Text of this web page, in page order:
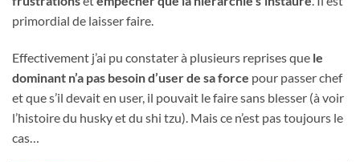
primordial de laisser faire.
Effectivement j’ai pu constater à plusieurs reprises que le
dominant n’a pas besoin d’user de sa force pour passer chef
et que s’il devait en user, il pouvait le faire sans blesser (à voir
l’histoire du husky et du shi tzu). Mais ce n’est pas toujours le
cas…